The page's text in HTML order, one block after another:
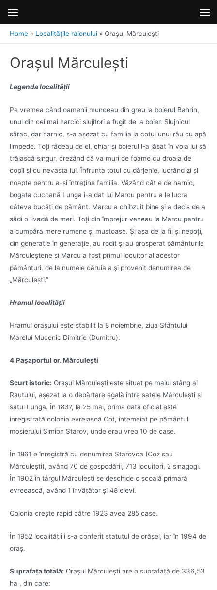
Home Localitățile raionului Orașul Mărculești
Orașul Mărculești
Legenda localității
Pe vremea când oamenii munceau din greu la boierul Bahrin,
unul din cei mai harcici slujitori a fugit de la boier. Slujnicul
sărac, dar harnic, s-a așezat cu familia la cotul unui râu cu apă
limpede. Toți râdeau de el, chiar și boierul l-a lăsat în voia lui să
trăiască singur, crezând că va muri de foame cu droaia de
copii și cu nevasta lui. Înfrunta totul cu dârjenie, lucrând zi și
noapte pentru a-și întreține familia. Văzând cât e de harnic,
bogata cucoană Lunga i-a dat lui Marcu pentru a le lucra
câteva bucăți de pământ. Marcu a chibzuit bine și a decis de a
sădi o livadă de meri. Toți din împrejur veneau la Marcu pentru
a cumpăra mere rumene și mustoase. Și așa de la fii și nepoți,
din generație în generație, au rodit și au prosperat pământurile
Mărculeștene și Marcu a fost primul locuitor al acestor
pământuri, de la numele căruia a și provenit denumirea de
„Mărculești.”
Hramul localității
Hramul orașului este stabilit la 8 noiembrie, ziua Sfântului
Marelui Mucenic Dimitrie (Dumitru).
4.Paşaportul or. Mărculeşti
Scurt istoric: Oraşul Mărculeşti este situat pe malul stâng al
Rautului, aşezat la o depărtare egală între satele Mărculeşti şi
satul Lunga. În 1837, la 25 mai, prima dată oficial este
inregistrată colonia evreiască Cot, întemeiat pe pământul
moşierului Simion Starov, unde erau vreo 10 de case.
În 1861 e înregistră cu denumirea Starovca (Coz sau
Mărculeşti), având 70 de gospodării, 713 locuitori, 2 sinagogi.
În 1902 în târgul Mărculeşti se deschide o şcoală primară
evreească, având 1 învăţător şi 48 elevi.
Colonia creşte rapid către 1923 avea 285 case.
În 1952 localităţii i s-a conferit statutul de orăşel, iar în 1994 de
oraş.
Suprafaţa totală: Oraşul Mărculeşti are o suprafaţă de 336,53
ha , din care: